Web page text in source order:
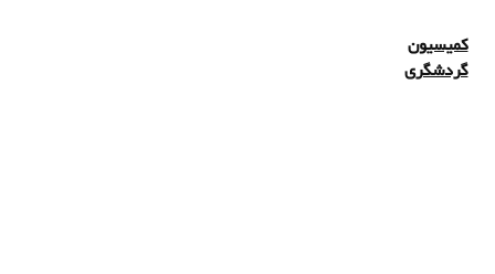
کمیسیون
گردشگری